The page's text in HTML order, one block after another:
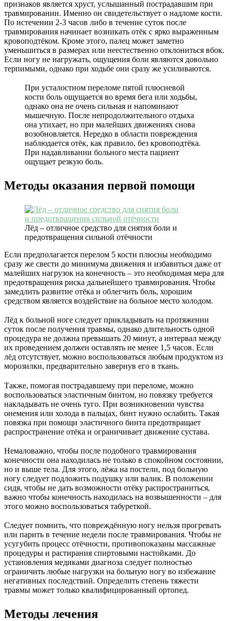
признаков является хруст, услышанный пострадавшим при
травмировании. Именно он свидетельствует о надломе кости.
По истечении 2-3 часов либо в течение суток после
травмирования начинает возникать отёк с ярко выраженным
кровоподтёком. Кроме этого, палец может заметно
уменьшиться в размерах или неестественно отклониться вбок.
Если ногу не нагружать, ощущения боли являются довольно
терпимыми, однако при ходьбе они сразу же усиливаются.
При усталостном переломе пятой плюсневой
кости боль ощущается во время бега или ходьбы,
однако она не очень сильная и напоминают
мышечную. После непродолжительного отдыха
она утихает, но при малейших движениях снова
возобновляется. Нередко в области повреждения
наблюдается отёк, как правило, без кровоподтёка.
При надавливании больного места пациент
ощущает резкую боль.
Методы оказания первой помощи
Лёд – отличное средство для снятия боли и
предотвращения сильной отёчности
Если предполагается перелом 5 кости плюсны необходимо
сразу же свести до минимума движения и избавиться даже от
малейших нагрузок на конечность – это необходимая мера для
предотвращения риска дальнейшего травмирования. Чтобы
замедлить развитие отёка и облегчить боль, хорошим
средством является воздействие на больное место холодом.
Лёд к больной ноге следует прикладывать на протяжении
суток после получения травмы, однако длительность одной
процедура не должна превышать 20 минут, а интервал между
их проведением должен оставлять не менее 1,5 часов. Если
лёд отсутствует, можно воспользоваться любым продуктом из
морозилки, предварительно завернув его в ткань.
Также, помогая пострадавшему при переломе, можно
воспользоваться эластичным бинтом, но повязку требуется
накладывать не очень туго. При возникновении чувства
онемения или холода в пальцах, бинт нужно ослабить. Такая
повязка при помощи эластичного бинта предотвращает
распространение отёка и ограничивает движение сустава.
Немаловажно, чтобы после подобного травмирования
конечности она находилась не только в спокойном состоянии,
но и выше тела. Для этого, лёжа на постели, под больную
ногу следует подложить подушку или валик. В положении
сидя, чтобы не дать возможности отёку распространиться,
важно чтобы конечность находилась на возвышенности – для
этого можно воспользоваться табуреткой.
Следует помнить, что повреждённую ногу нельзя прогревать
или парить в течение недели после травмирования. Чтобы не
усугубить процесс отёчности, противопоказаны массажные
процедуры и растирания спиртовыми настойками. До
установления медиками диагноза следует полностью
ограничить любые нагрузки на больную ногу во избежание
негативных последствий. Определить степень тяжести
травмы может только квалифицированный ортопед.
Методы лечения